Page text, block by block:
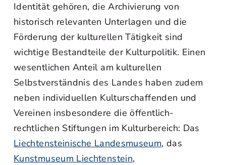
Identität gehören, die Archivierung von
historisch relevanten Unterlagen und die
Förderung der kulturellen Tätigkeit sind
wichtige Bestandteile der Kulturpolitik. Einen
wesentlichen Anteil am kulturellen
Selbstverständnis des Landes haben zudem
neben individuellen Kulturschaffenden und
Vereinen insbesondere die öffentlich-
rechtlichen Stiftungen im Kulturbereich: Das
Liechtensteinische Landesmuseum, das
Kunstmuseum Liechtenstein,